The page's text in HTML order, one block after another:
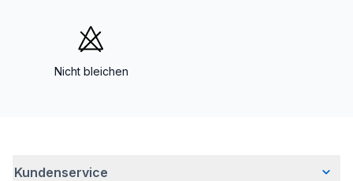
Nicht bleichen
Kundenservice